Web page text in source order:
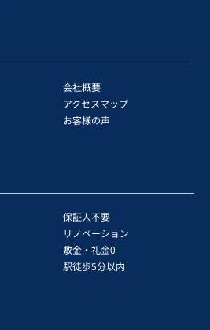
会社概要
アクセスマップ
お客様の声
保証人不要
リノベーション
敷金・礼金0
駅徒歩5分以内